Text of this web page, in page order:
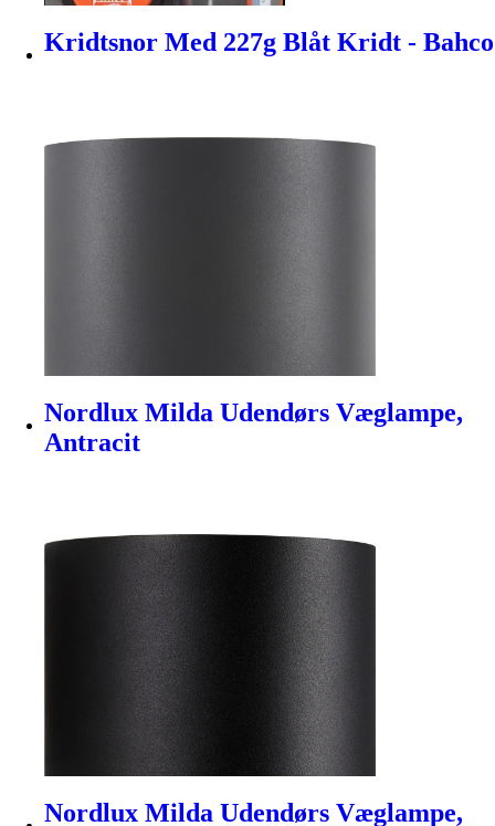
Kridtsnor Med 227g Blåt Kridt - Bahco
Nordlux Milda Udendørs Væglampe,
Antracit
Nordlux Milda Udendørs Væglampe,